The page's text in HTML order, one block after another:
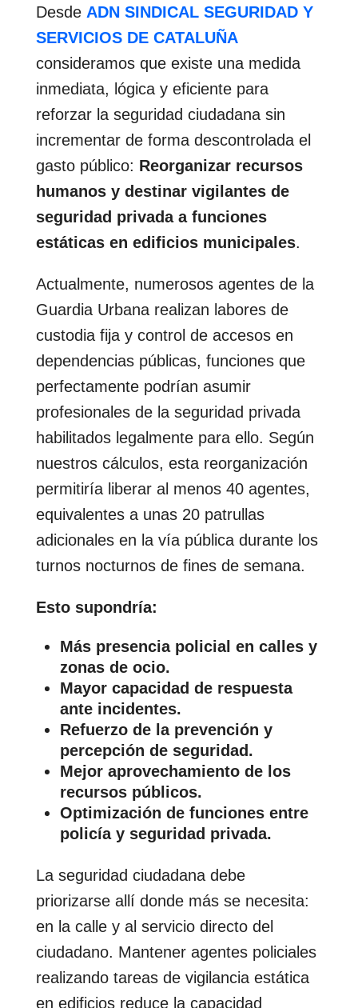
Desde ADN SINDICAL SEGURIDAD Y
SERVICIOS DE CATALUÑA
consideramos que existe una medida
inmediata, lógica y eficiente para
reforzar la seguridad ciudadana sin
incrementar de forma descontrolada el
gasto público: Reorganizar recursos
humanos y destinar vigilantes de
seguridad privada a funciones
estáticas en edificios municipales.
Actualmente, numerosos agentes de la
Guardia Urbana realizan labores de
custodia fija y control de accesos en
dependencias públicas, funciones que
perfectamente podrían asumir
profesionales de la seguridad privada
habilitados legalmente para ello. Según
nuestros cálculos, esta reorganización
permitiría liberar al menos 40 agentes,
equivalentes a unas 20 patrullas
adicionales en la vía pública durante los
turnos nocturnos de fines de semana.
Esto supondría:
Más presencia policial en calles y
zonas de ocio.
Mayor capacidad de respuesta
ante incidentes.
Refuerzo de la prevención y
percepción de seguridad.
Mejor aprovechamiento de los
recursos públicos.
Optimización de funciones entre
policía y seguridad privada.
La seguridad ciudadana debe
priorizarse allí donde más se necesita:
en la calle y al servicio directo del
ciudadano. Mantener agentes policiales
realizando tareas de vigilancia estática
en edificios reduce la capacidad